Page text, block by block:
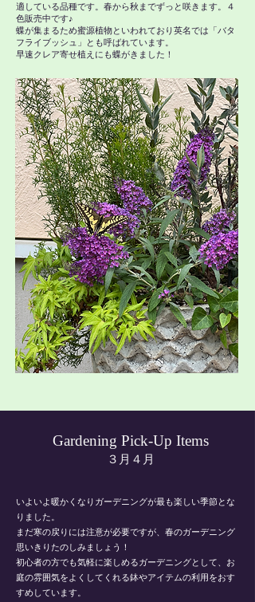
適している品種です。春から秋までずっと咲きます。４
色販売中です♪
蝶が集まるため蜜源植物といわれており英名では「バタ
フライブッシュ」とも呼ばれています。
​早速クレア寄せ植えにも蝶がきました！
Gardening Pick-Up Items
３月４月
​いよいよ暖かくなりガーデニングが最も楽しい季節とな
りました。
まだ寒の戻りには注意が必要ですが、春のガーデニング
思いきりたのしみましょう！
初心者の方でも気軽に楽しめるガーデニングとして、お
庭の雰囲気をよくしてくれる鉢やアイテムの利用をおす
すめしています。